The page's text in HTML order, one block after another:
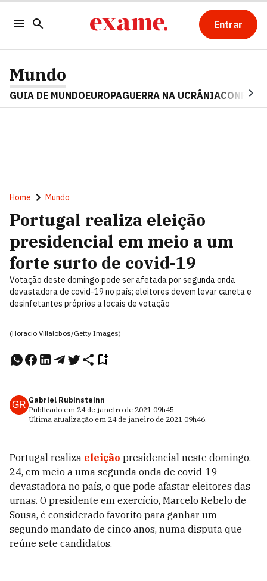
Entrar
Mundo
GUIA DE MUNDOEUROPAGUERRA NA UCRÂNIA
Home Mundo
Portugal realiza eleição
presidencial em meio a um
forte surto de covid-19
Votação deste domingo pode ser afetada por segunda onda
devastadora de covid-19 no país; eleitores devem levar caneta e
desinfetantes próprios a locais de votação
(Horacio Villalobos/Getty Images)
GR Gabriel Rubinsteinn
Publicado em 24 de janeiro de 2021 09h45.
Última atualização em 24 de janeiro de 2021 09h46.
Portugal realiza eleição presidencial neste domingo,
24, em meio a uma segunda onda de covid-19
devastadora no país, o que pode afastar eleitores das
urnas. O presidente em exercício, Marcelo Rebelo de
Sousa, é considerado favorito para ganhar um
segundo mandato de cinco anos, numa disputa que
reúne sete candidatos.